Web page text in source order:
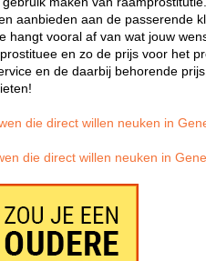
aanbieden aan de passerende
hangt vooral af van wat jouw
en zo de prijs voor het
en de daarbij behorende
die direct willen neuken in
die direct willen neuken in